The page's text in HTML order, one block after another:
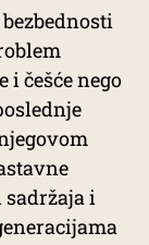
češće nego
sadržaja i